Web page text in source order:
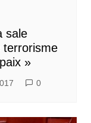
sale
terrorisme
»
0